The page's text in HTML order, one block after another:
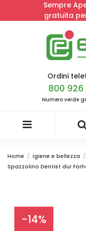
Sempre
gratuita
Ordini
800
Numero verde
Home Igiene e bellezza
Spazzolino Dentist dur
-14%